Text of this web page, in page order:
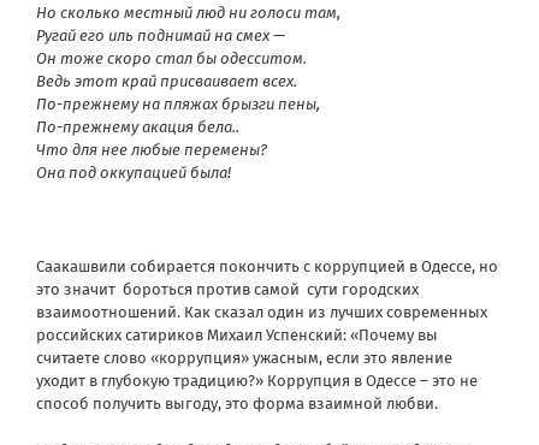
Но сколько местный люд ни голоси там,
Ругай его иль поднимай на смех —
Он тоже скоро стал бы одесситом.
Ведь этот край присваивает всех.
По-прежнему на пляжах брызги пены,
По-прежнему акация бела..
Что для нее любые перемены?
Она под оккупацией была!
Саакашвили собирается покончить с коррупцией в Одессе, но
это значит бороться против самой сути городских
взаимоотношений. Как сказал один из лучших современных
российских сатириков Михаил Успенский: «Почему вы
считаете слово «коррупция» ужасным, если это явление
уходит в глубокую традицию?» Коррупция в Одессе – это не
способ получить выгоду, это форма взаимной любви.